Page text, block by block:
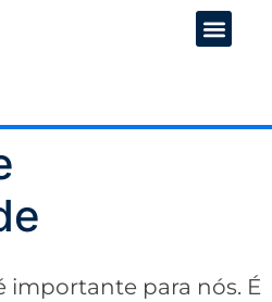
importante para nós. É